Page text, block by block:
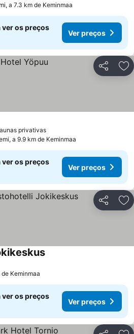
a 7.3 km de Keminmaa
ver os preços
Ver preços
Partilhar
privativas
a 9.9 km de Keminmaa
ver os preços
Ver preços
Partilhar
de Keminmaa
ver os preços
Ver preços